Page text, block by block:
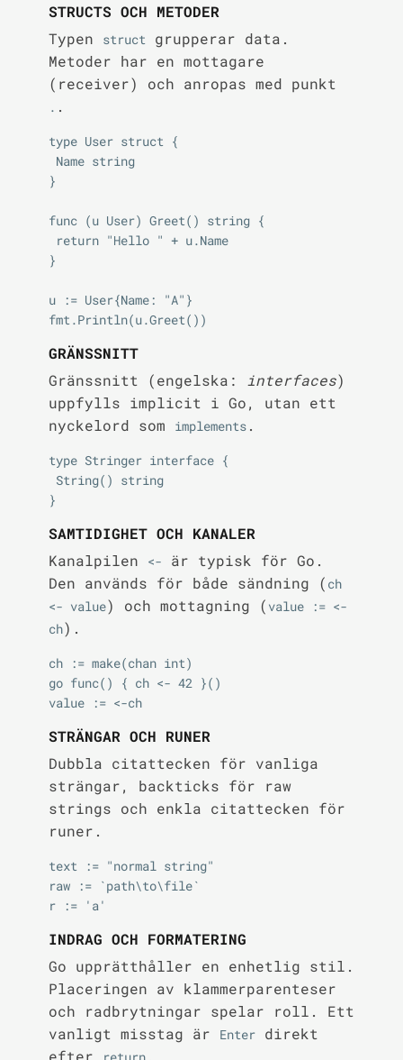
STRUCTS OCH METODER
Typen
struct grupperar data.
Metoder har en mottagare
(receiver) och anropas med punkt
. .
type User struct {
}
func (u User) Greet() string {
}
u := User{Name: "A"}
GRÄNSSNITT
Gränssnitt (engelska:
interfaces)
uppfylls implicit i Go, utan ett
nyckelord som
implements.
type Stringer interface {
SAMTIDIGHET OCH KANALER
Kanalpilen
<- är typisk för Go.
Den används för både sändning ( ch
<- value) och mottagning ( value := <-
ch).
ch := make(chan int)
go func() { ch <- 42 }()
value := <-ch
STRÄNGAR OCH RUNER
Dubbla citattecken för vanliga
strängar, backticks för raw
strings och enkla citattecken för
runer.
text := "normal string"
raw := `path\to\file`
INDRAG OCH FORMATERING
Go upprätthåller en enhetlig stil.
Placeringen av klammerparenteser
och radbrytningar spelar roll. Ett
vanligt misstag är
Enterdirekt
efter
return.